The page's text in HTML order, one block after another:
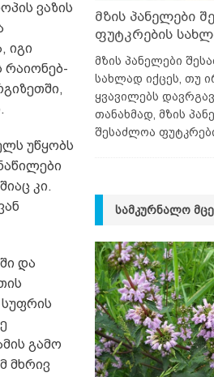
ვაზის
იგი
რაიონებ-
უწყობს
კი.
და
გამო
მხრივ
მზის პანელები
ფუტკრების
მზის პანელები
სახლად იქცეს, თუ
ყვავილებს
თანახმად, მზის
შესაძლოა
ᲡᲐᲛᲙᲣᲠᲜᲐᲚᲝ